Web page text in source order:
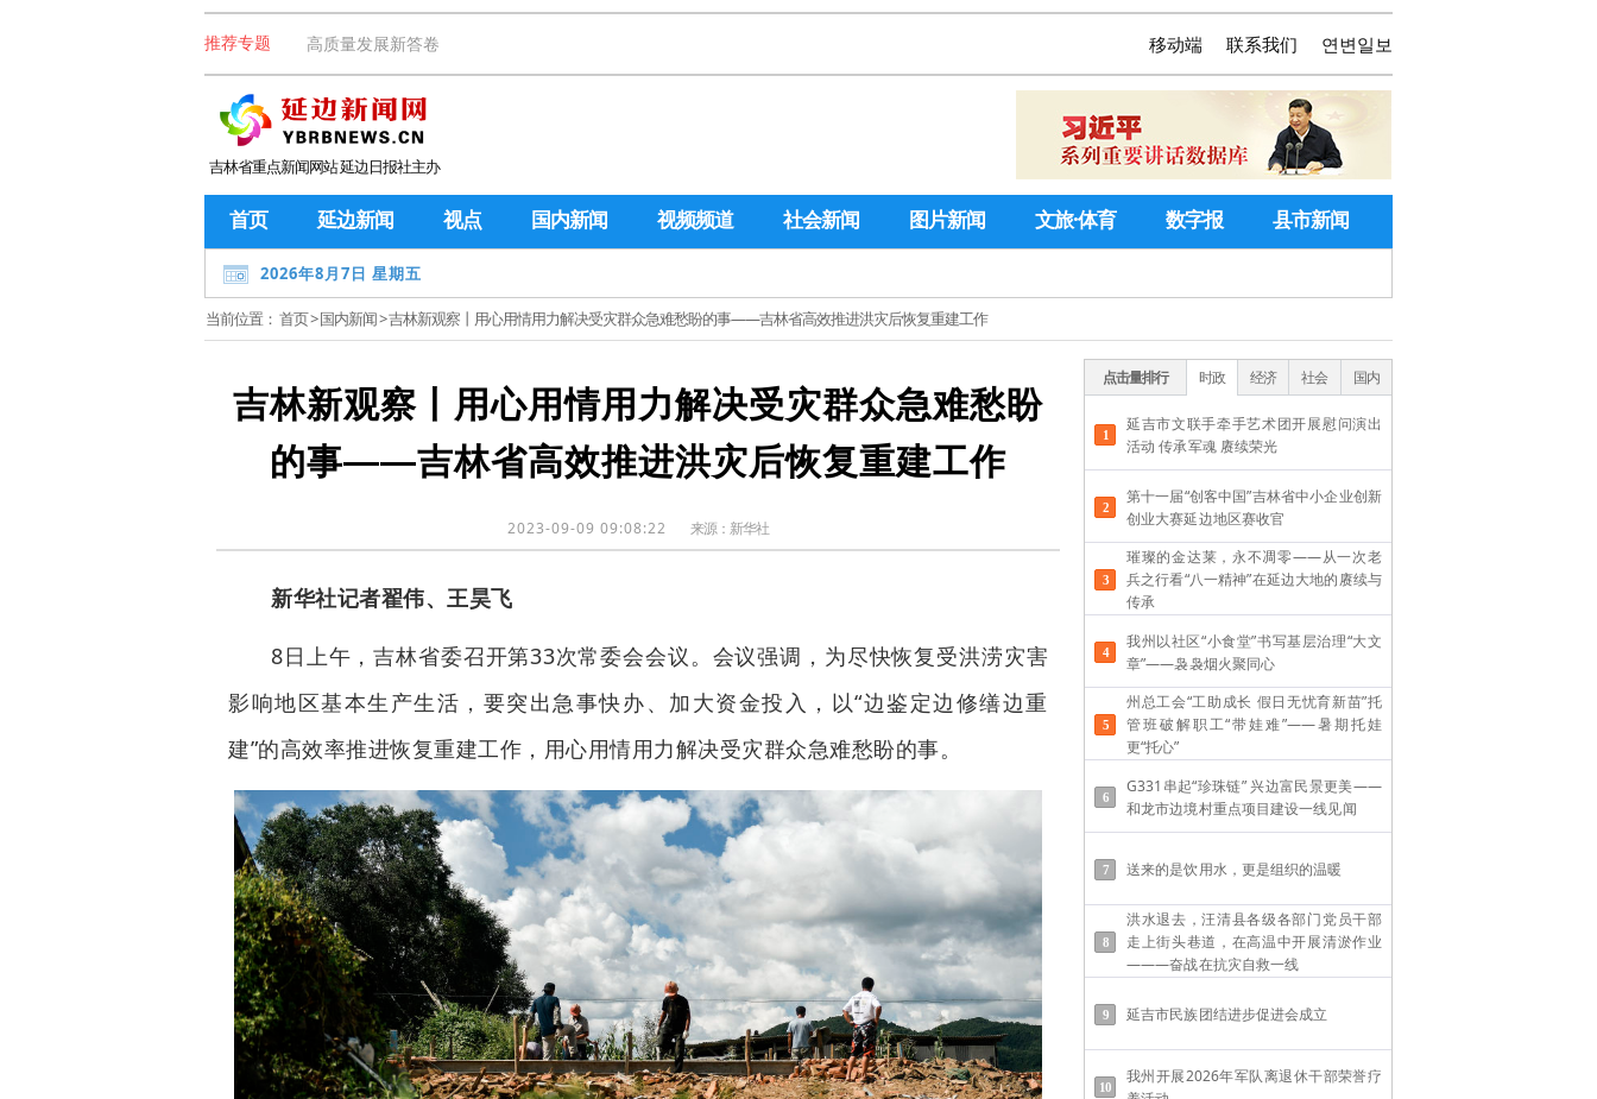
推荐专题 高质量发展新答卷 연변일보
联系我们
移动端
吉林省重点新闻网站 延边日报社主办
首页 延边新闻 视点 国内新闻 视频频道 社会新闻 图片新闻 文旅·体育 数字报 县市新闻
2026年8月7日 星期五
当前位置： 首页>国内新闻> 吉林新观察丨用心用情用力解决受灾群众急难愁盼的事——吉林省高效推进洪灾后恢复重建工作
吉林新观察丨用心用情用力解决受灾群众急难愁盼
的事——吉林省高效推进洪灾后恢复重建工作
2023-09-09 09:08:22 来源： 新华社
新华社记者翟伟、王昊飞
8日上午，吉林省委召开第33次常委会会议。会议强调，为尽快恢复受洪涝灾害
影响地区基本生产生活，要突出急事快办、加大资金投入，以“边鉴定边修缮边重
建”的高效率推进恢复重建工作，用心用情用力解决受灾群众急难愁盼的事。
点击量排行 时政 经济 社会 国内
延吉市文联手牵手艺术团开展慰问演出
活动 传承军魂 赓续荣光
第十一届“创客中国”吉林省中小企业创新
创业大赛延边地区赛收官
璀璨的金达莱，永不凋零——从一次老
兵之行看“八一精神”在延边大地的赓续与
传承
我州以社区“小食堂”书写基层治理“大文
章”——袅袅烟火聚同心
州总工会“工助成长 假日无忧育新苗”托
管班破解职工“带娃难”——​暑期托娃
更“托心”
G331串起“珍珠链” 兴边富民景更美——
和龙市边境村重点项目建设一线见闻
送来的是饮用水，更是组织的温暖
洪水退去，汪清县各级各部门党员干部
走上街头巷道，在高温中开展清淤作业
———奋战在抗灾自救一线
延吉市民族团结进步促进会成立
我州开展2026年军队离退休干部荣誉疗